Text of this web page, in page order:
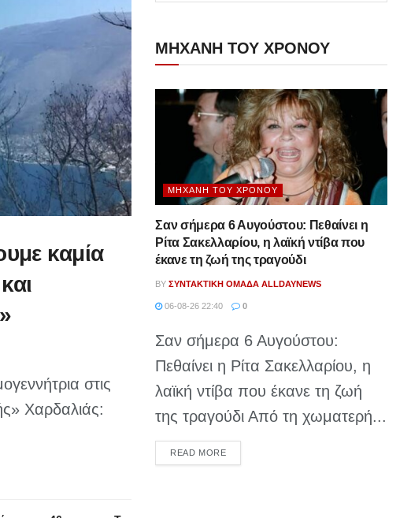
καμία
στις
Χαρδαλιάς:
ΜΗΧΑΝΗ ΤΟΥ ΧΡΟΝΟΥ
ΜΗΧΑΝΉ ΤΟΥ ΧΡΌΝΟΥ
Σαν σήμερα 6 Αυγούστου: Πεθαίνει η
Ρίτα Σακελλαρίου, η λαϊκή ντίβα που
έκανε τη ζωή της τραγούδι
BY ΣΥΝΤΑΚΤΙΚΉ ΟΜΆΔΑ ALLDAYNEWS
06-08-26 22:40 0
Σαν σήμερα 6 Αυγούστου:
Πεθαίνει η Ρίτα Σακελλαρίου, η
λαϊκή ντίβα που έκανε τη ζωή
της τραγούδι Από τη χωματερή...
READ MOREDETAILS